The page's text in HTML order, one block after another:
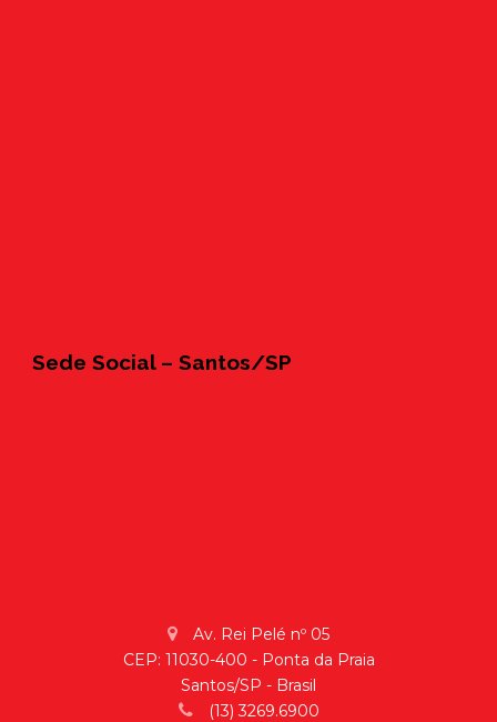
Sede Social – Santos/SP
Av. Rei Pelé nº 05
CEP: 11030-400 - Ponta da Praia
Santos/SP - Brasil
(13) 3269.6900